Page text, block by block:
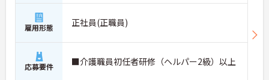
雇用形態 正社員(正職員)
応募要件 ■介護職員初任者研修（ヘルパー2級）以上